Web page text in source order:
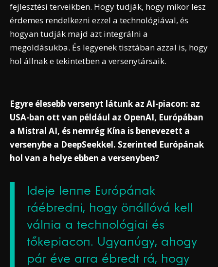
fejlesztési terveikben. Hogy tudják, hogy mikor lesz
érdemes rendelkezni ezzel a technológiával, és
hogyan tudják majd azt integrálni a
megoldásukba. És legyenek tisztában azzal is, hogy
hol állnak e tekintetben a versenytársaik.
Egyre élesebb versenyt látunk az AI-piacon: az
USA-ban ott van például az OpenAI, Európában
a Mistral AI, és nemrég Kína is benevezett a
versenybe a DeepSeekkel. Szerinted Európának
hol van a helye ebben a versenyben?
Ideje lenne Európának
ráébredni, hogy önállóvá kell
válnia a technológiai és
tőkepiacon. Ugyanúgy, ahogy
pár éve arra ébredt rá, hogy